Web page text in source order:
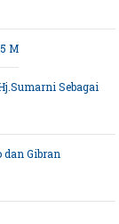
M
Sebagai
dan Gibran